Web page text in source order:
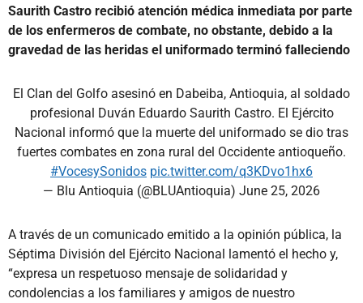
Saurith Castro recibió atención médica inmediata por parte
de los enfermeros de combate, no obstante, debido a la
gravedad de las heridas el uniformado terminó falleciendo
El Clan del Golfo asesinó en Dabeiba, Antioquia, al soldado
profesional Duván Eduardo Saurith Castro. El Ejército
Nacional informó que la muerte del uniformado se dio tras
fuertes combates en zona rural del Occidente antioqueño.
#VocesySonidos pic.twitter.com/q3KDvo1hx6
— Blu Antioquia (@BLUAntioquia) June 25, 2026
A través de un comunicado emitido a la opinión pública, la
Séptima División del Ejército Nacional lamentó el hecho y,
“expresa un respetuoso mensaje de solidaridad y
condolencias a los familiares y amigos de nuestro